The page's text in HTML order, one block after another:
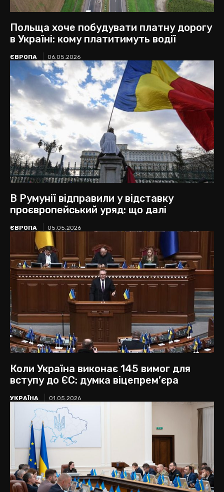
Польща хоче побудувати платну дорогу
в Україні: кому платитимуть водії
ЄВРОПА 06.05.2026
В Румунії відправили у відставку
проєвропейський уряд: що далі
ЄВРОПА 05.05.2026
Коли Україна виконає 145 вимог для
вступу до ЄС: думка віцепрем’єра
УКРАЇНА 01.05.2026